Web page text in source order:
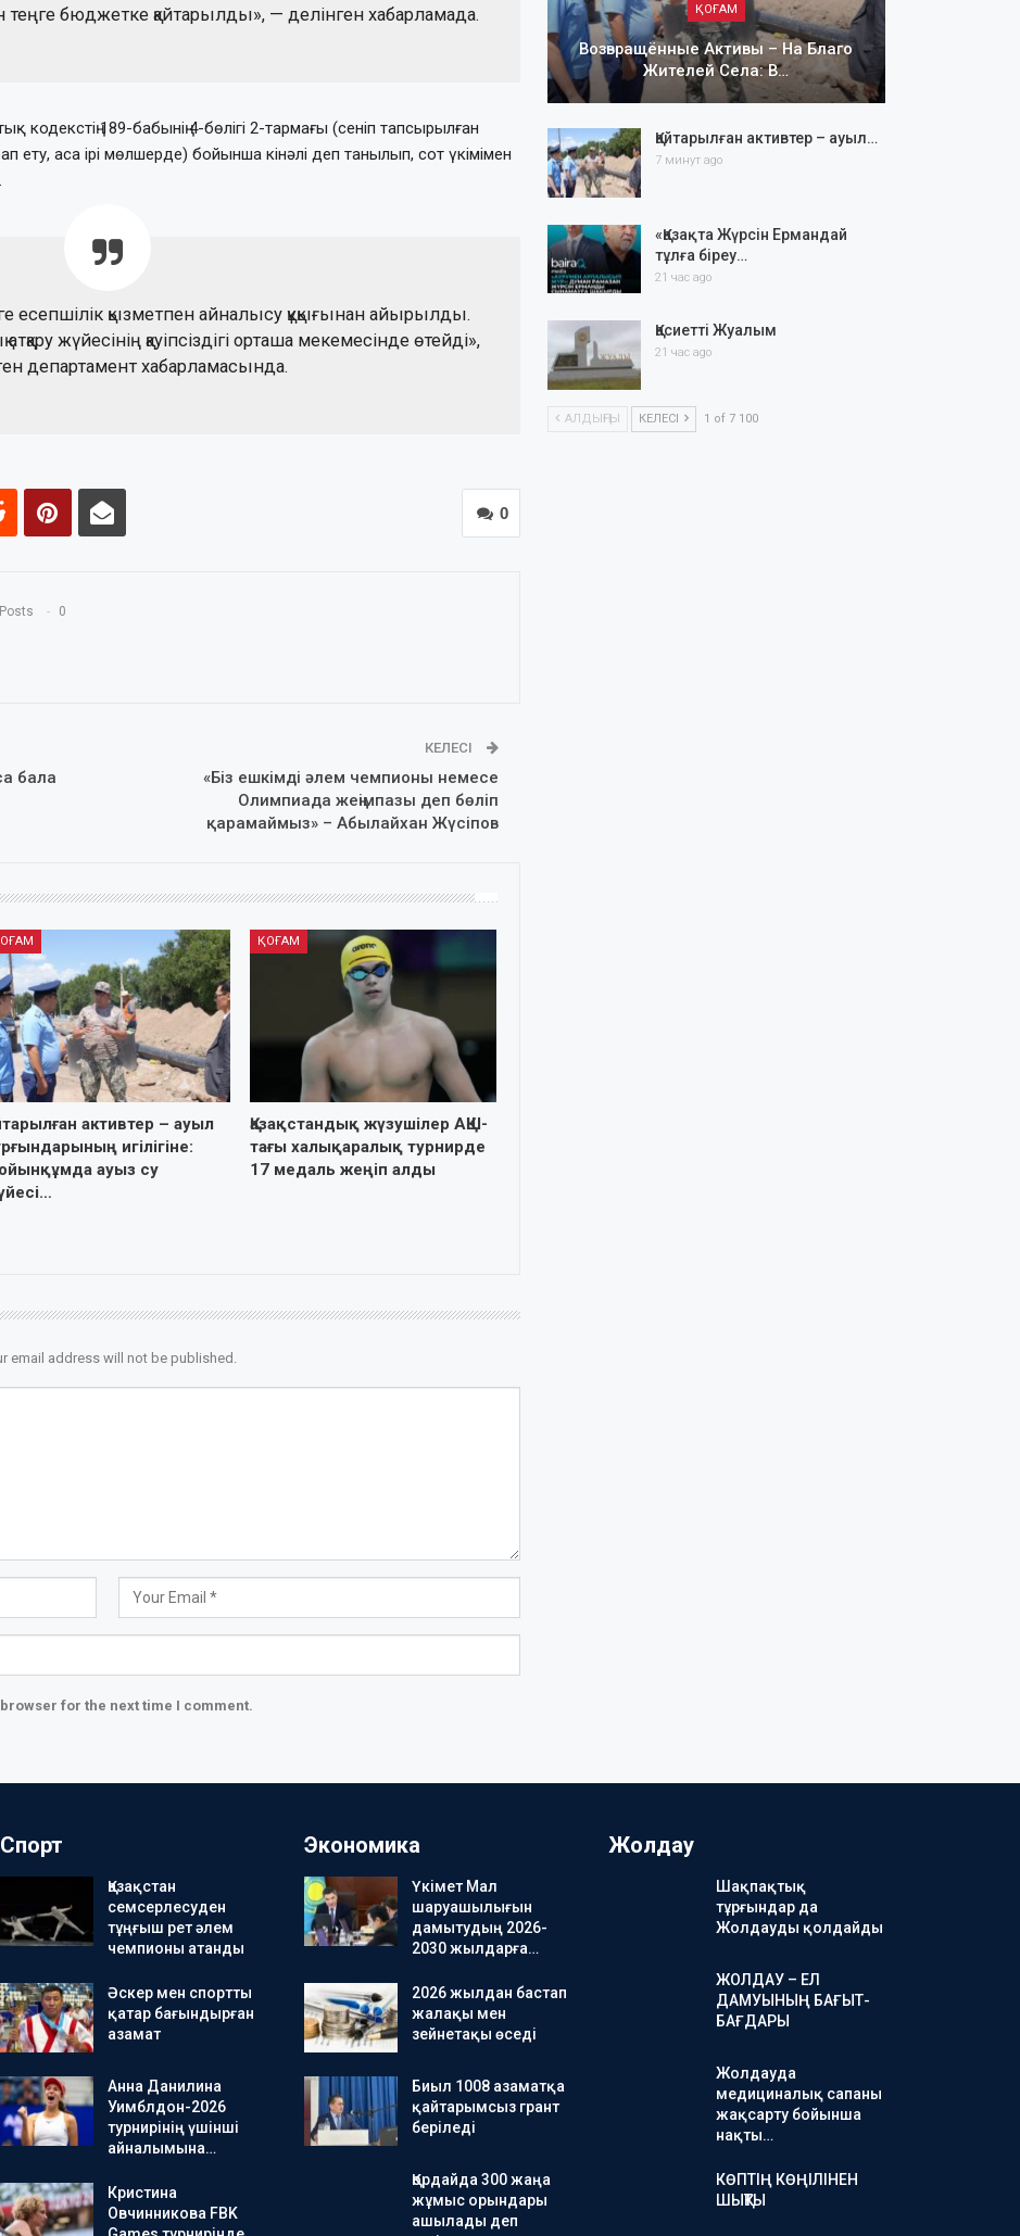
бюджетке қайтарылды», — делінген хабарламада.
кодекстің 189-бабынің 4-бөлігі 2-тармағы (сеніп тапсырылған
ету, аса ірі мөлшерде) бойынша кінәлі деп танылып, сот үкімімен
есепшілік қызметпен айналысу құқығынан айырылды.
жүйесінің қауіпсіздігі орташа мекемесінде өтейді»,
департамент хабарламасында.
0
0
бала
КЕЛЕСІ
«Біз ешкімді әлем чемпионы немесе
Олимпиада жеңімпазы деп бөліп
қарамаймыз» – Абылайхан Жүсіпов
активтер – ауыл
игілігіне:
ауыз су
ҚОҒАМ
Қазақстандық жүзушілер АҚШ-
тағы халықаралық турнирде
17 медаль жеңіп алды
email address will not be published.
for the next time I comment.
ҚОҒАМ
Возвращённые Активы – На Благо
Жителей Села: В…
Қайтарылған активтер – ауыл…
7 минут ago
«Қазақта Жүрсін Ермандай
тұлға біреу…
21 час ago
Қасиетті Жуалым
21 час ago
АЛДЫҢҒЫ КЕЛЕСІ 1 of 7 100
Спорт
Қазақстан
семсерлесуден
тұңғыш рет әлем
чемпионы атанды
Әскер мен спортты
қатар бағындырған
азамат
Анна Данилина
Уимблдон-2026
турнирінің үшінші
айналымына…
Кристина
Овчинникова FBK
Экономика
Үкімет Мал
шаруашылығын
дамытудың 2026-
2030 жылдарға…
2026 жылдан бастап
жалақы мен
зейнетақы өседі
Биыл 1008 азаматқа
қайтарымсыз грант
беріледі
Қордайда 300 жаңа
жұмыс орындары
ашылады деп
Жолдау
Шақпақтық
тұрғындар да
Жолдауды қолдайды
ЖОЛДАУ – ЕЛ
ДАМУЫНЫҢ БАҒЫТ-
БАҒДАРЫ
Жолдауда
медициналық сапаны
жақсарту бойынша
нақты…
КӨПТІҢ КӨҢІЛІНЕН
ШЫҚТЫ